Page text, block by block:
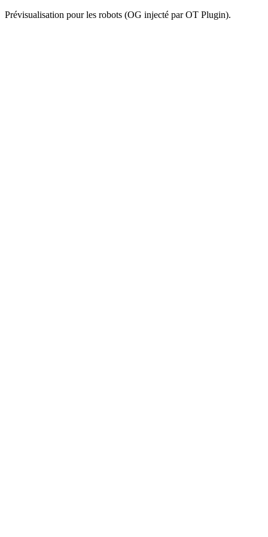
Prévisualisation pour les robots (OG injecté par OT Plugin).